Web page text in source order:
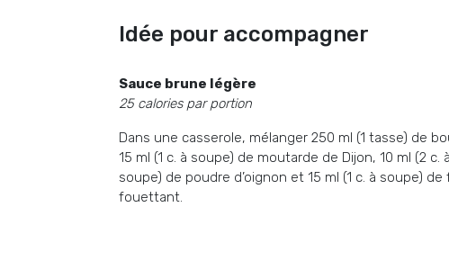
Idée pour accompagner
Sauce brune légère
25 calories par portion
Dans une casserole, mélanger 250 ml (1 tasse) de
15 ml (1 c. à soupe) de moutarde de Dijon, 10 ml (2 c.
soupe) de poudre d’oignon et 15 ml (1 c. à soupe)
fouettant.